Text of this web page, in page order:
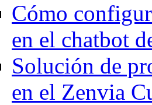
Cómo
en el chatbot
Solución de
en el Zenvia